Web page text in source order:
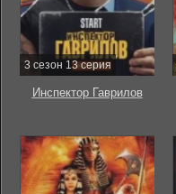
3 сезон 13 серия
Инспектор Гаврилов